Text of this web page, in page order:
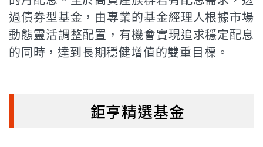
過債券型基金，由專業的基金經理人根據市場
動態靈活調整配置，有機會實現追求穩定配息
的同時，達到長期穩健增值的雙重目標。
鉅亨精選基金